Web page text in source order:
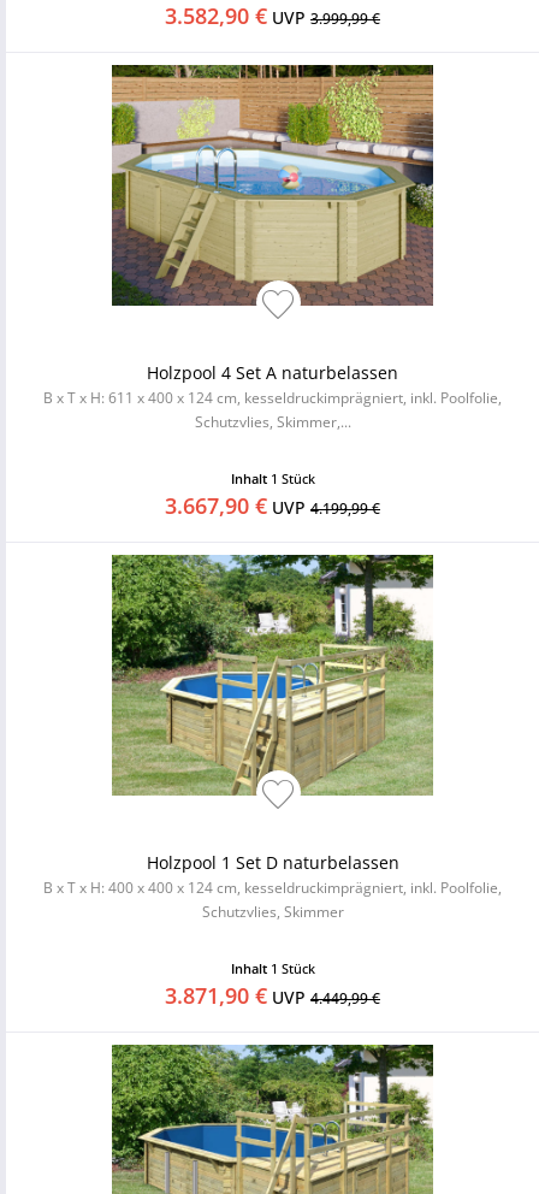
3.582,90 € UVP 3.999,99 €
Holzpool 4 Set A naturbelassen
B x T x H: 611 x 400 x 124 cm, kesseldruckimprägniert, inkl. Poolfolie,
Schutzvlies, Skimmer,...
Inhalt 1 Stück
3.667,90 € UVP 4.199,99 €
Holzpool 1 Set D naturbelassen
B x T x H: 400 x 400 x 124 cm, kesseldruckimprägniert, inkl. Poolfolie,
Schutzvlies, Skimmer
Inhalt 1 Stück
3.871,90 € UVP 4.449,99 €